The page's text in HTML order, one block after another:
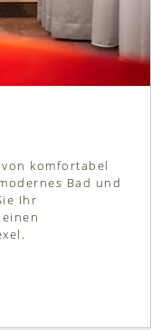
komfortabel
Bad und
Ihr